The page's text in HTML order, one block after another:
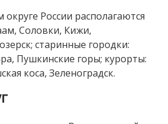
России располагаются
Соловки, Кижи,
старинные городки:
Пушкинские горы; курорты:
коса, Зеленоградск.